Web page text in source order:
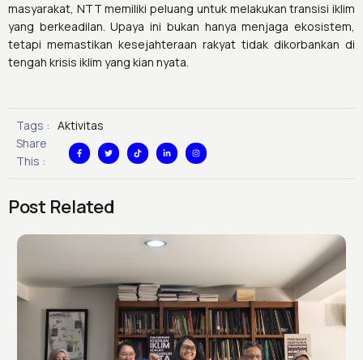
masyarakat, NTT memiliki peluang untuk melakukan transisi iklim
yang berkeadilan. Upaya ini bukan hanya menjaga ekosistem,
tetapi memastikan kesejahteraan rakyat tidak dikorbankan di
tengah krisis iklim yang kian nyata.
Tags : Aktivitas
Share
This :
a
c
e
-
f
w
i
t
i
k
t
i
n
k
n
s
t
Post Related